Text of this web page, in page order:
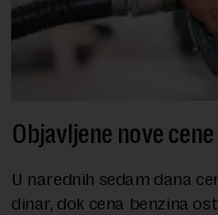
Objavljene nove
U narednih sedam dana
dinar, dok cena benzina